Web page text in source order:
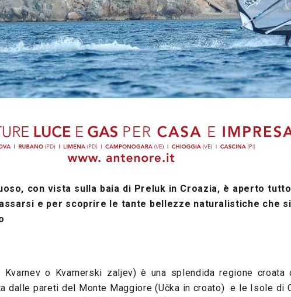
con vista sulla baia di Preluk in Croazia, è aperto tutto
e per scoprire le tante bellezze naturalistiche che
Kvarnev o Kvarnerski zaljev) è una splendida regione croata
dalle pareti del Monte Maggiore (Učka in croato) e le Isole di